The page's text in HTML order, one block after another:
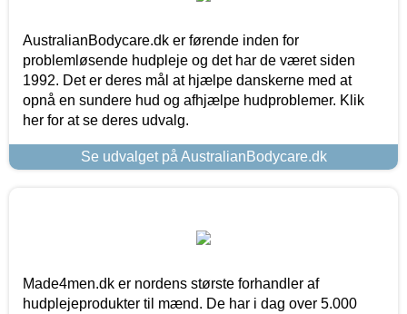
AustralianBodycare.dk er førende inden for
problemløsende hudpleje og det har de været siden
1992. Det er deres mål at hjælpe danskerne med at
opnå en sundere hud og afhjælpe hudproblemer. Klik
her for at se deres udvalg.
Se udvalget på AustralianBodycare.dk
Made4men.dk er nordens største forhandler af
hudplejeprodukter til mænd. De har i dag over 5.000